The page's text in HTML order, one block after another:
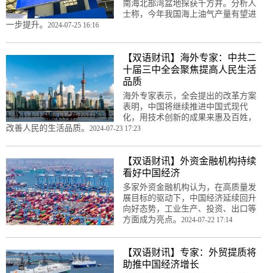
南海北部湾盆地探获千方井。分析人
士称，今年我国海上油气产量有望进
一步提升。 2024-07-25 16:16
【双语财讯】海外专家：中共二
十届三中全会聚焦提高人民生活
品质
海外专家表示，全会提出的改革方案
表明，中国将继续推进中国式现代
化，用技术创新的成果来惠及百姓，
改善人民的生活品质。 2024-07-23 17:23
【双语财讯】外资金融机构持续
看好中国经济
多家外资金融机构认为，在高质量发
展目标的驱动下，中国经济延续回升
向好态势，工业生产、投资、出口等
方面成为亮点。 2024-07-22 17:14
【双语财讯】专家：外贸提质将
助推中国经济增长